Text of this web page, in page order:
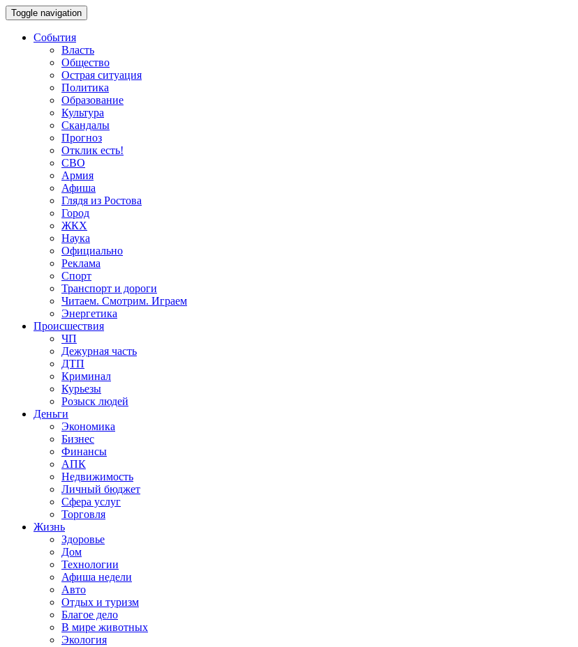
Toggle navigation
События
Власть
Общество
Острая ситуация
Политика
Образование
Культура
Скандалы
Прогноз
Отклик есть!
СВО
Армия
Афиша
Глядя из Ростова
Город
ЖКХ
Наука
Официально
Реклама
Спорт
Транспорт и дороги
Читаем. Смотрим. Играем
Энергетика
Происшествия
ЧП
Дежурная часть
ДТП
Криминал
Курьезы
Розыск людей
Деньги
Экономика
Бизнес
Финансы
АПК
Недвижимость
Личный бюджет
Сфера услуг
Торговля
Жизнь
Здоровье
Дом
Технологии
Афиша недели
Авто
Отдых и туризм
Благое дело
В мире животных
Экология